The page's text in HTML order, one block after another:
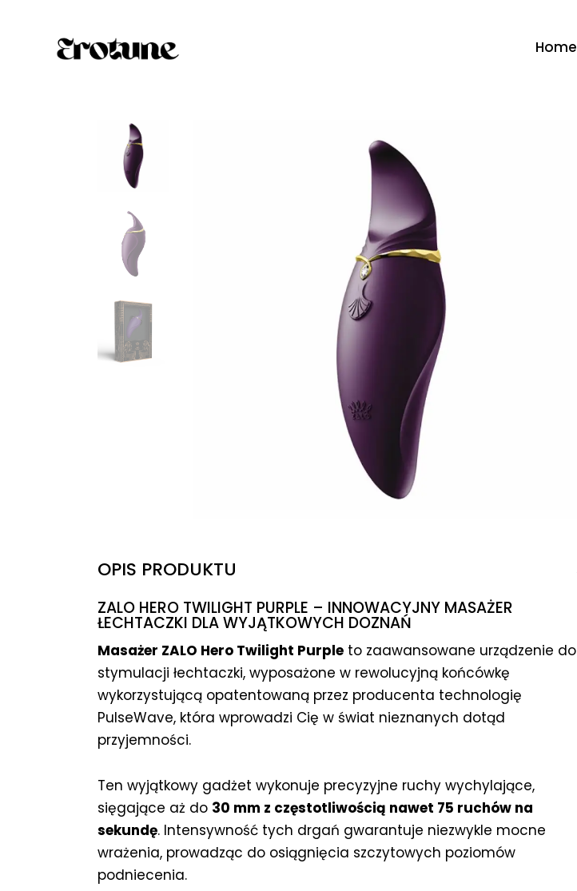
Home
OPIS PRODUKTU
ZALO HERO TWILIGHT PURPLE – INNOWACYJNY MASAŻER
ŁECHTACZKI DLA WYJĄTKOWYCH DOZNAŃ
Masażer ZALO Hero Twilight Purple to zaawansowane urządzenie do
stymulacji łechtaczki, wyposażone w rewolucyjną końcówkę
wykorzystującą opatentowaną przez producenta technologię
PulseWave, która wprowadzi Cię w świat nieznanych dotąd
przyjemności.
Ten wyjątkowy gadżet wykonuje precyzyjne ruchy wychylające,
sięgające aż do 30 mm z częstotliwością nawet 75 ruchów na
sekundę. Intensywność tych drgań gwarantuje niezwykle mocne
wrażenia, prowadząc do osiągnięcia szczytowych poziomów
podniecenia.